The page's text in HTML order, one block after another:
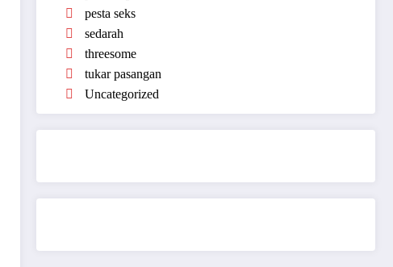
pesta seks
sedarah
threesome
tukar pasangan
Uncategorized